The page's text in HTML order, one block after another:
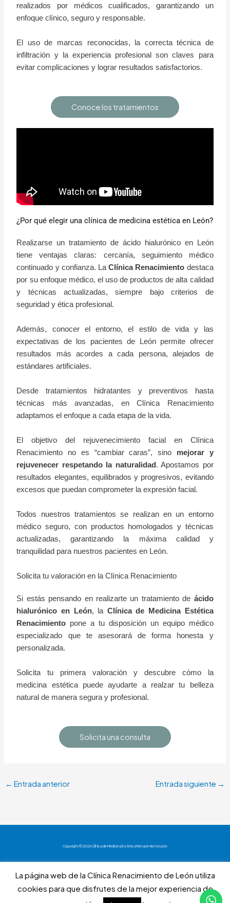
realizados por médicos cualificados, garantizando un
enfoque clínico, seguro y responsable.
El uso de marcas reconocidas, la correcta técnica de
infiltración y la experiencia profesional son claves para
evitar complicaciones y lograr resultados satisfactorios.
Conoce los tratamientos
¿Por qué elegir una clínica de medicina estética en León?
Realizarse un tratamiento de ácido hialurónico en León
tiene ventajas claras: cercanía, seguimiento médico
continuado y confianza. LaClínica Renacimiento destaca
por su enfoque médico, el uso de productos de alta calidad
y técnicas actualizadas, siempre bajo criterios de
seguridad y ética profesional.
Además, conocer el entorno, el estilo de vida y las
expectativas de los pacientes de León permite ofrecer
resultados más acordes a cada persona, alejados de
estándares artificiales.
Desde tratamientos hidratantes y preventivos hasta
técnicas más avanzadas, en Clínica Renacimiento
adaptamos el enfoque a cada etapa de la vida.
El objetivo del rejuvenecimiento facial en Clínica
Renacimiento no es “cambiar caras”, sino mejorar y
rejuvenecer respetando la naturalidad. Apostamos por
resultados elegantes, equilibrados y progresivos, evitando
excesos que puedan comprometer la expresión facial.
Todos nuestros tratamientos se realizan en un entorno
médico seguro, con productos homologados y técnicas
actualizadas, garantizando la máxima calidad y
tranquilidad para nuestros pacientes en León.
Solicita tu valoración en la Clínica Renacimiento
Si estás pensando en realizarte un tratamiento de ácido
hialurónico en León, la Clínica de Medicina Estética
Renacimiento pone a tu disposición un equipo médico
especializado que te asesorará de forma honesta y
personalizada.
Solicita tu primera valoración y descubre cómo la
medicina estética puede ayudarte a realzar tu belleza
natural de manera segura y profesional.
Solicita una consulta
← Entrada anterior Entrada siguiente →
Copyright © 2026 Clínica de Medicina Estética Renacimiento León
Política de cookies
La página web de la Clínica Renacimiento de León utiliza
cookies para que disfrutes de la mejor experiencia de